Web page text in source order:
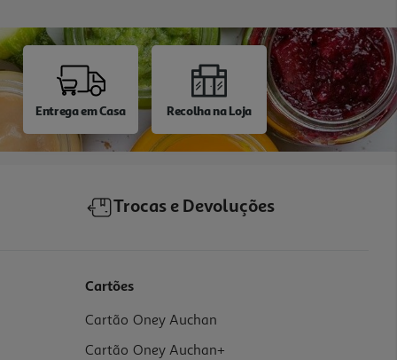
Entrega em Casa Recolha na Loja
Trocas e Devoluções
Cartões
Cartão Oney Auchan
Cartão Oney Auchan+